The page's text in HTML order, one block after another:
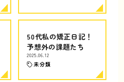
50代私の矯正日記！
予想外の課題たち
2025.06.12
未分類